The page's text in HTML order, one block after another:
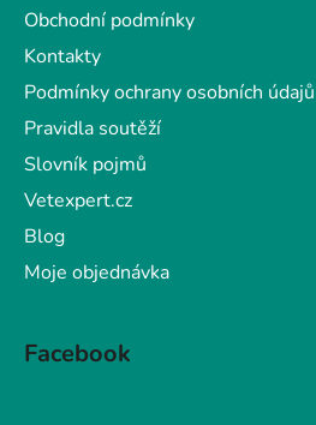
Obchodní podmínky
Kontakty
Podmínky ochrany osobních údajů
Pravidla soutěží
Slovník pojmů
Vetexpert.cz
Blog
Moje objednávka
Facebook